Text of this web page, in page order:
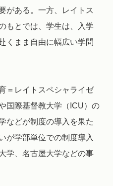
がある。一方、レイトス
もとでは、学生は、入学
くまま自由に幅広い学問
＝レイトスペシャライゼ
国際基督教大学（ICU）の
などが制度の導入を果た
が学部単位での制度導入
学、名古屋大学などの事